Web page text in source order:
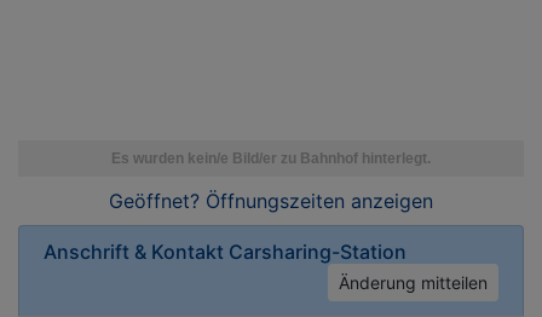
Geöffnet? Öffnungszeiten anzeigen
Anschrift & Kontakt Carsharing-Station
Änderung mitteilen